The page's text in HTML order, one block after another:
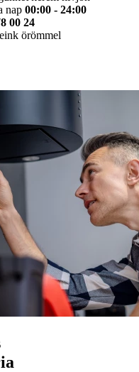
nap 00:00 - 24:00
00 24
örömmel